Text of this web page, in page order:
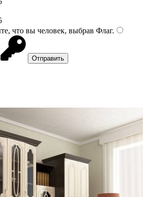
что вы человек, выбрав Флаг.